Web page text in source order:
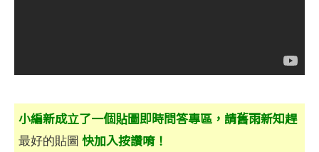
小編新成立了一個貼圖即時問答專區，請舊雨新知趕
快加入按讚唷！
最好的貼圖